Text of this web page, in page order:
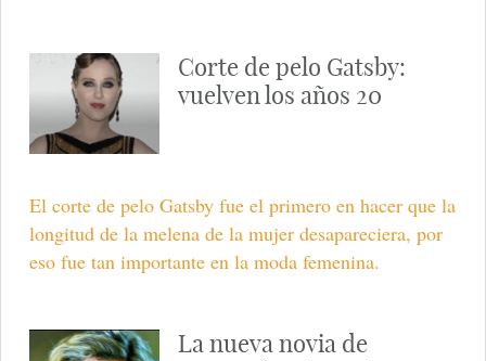
Corte de pelo Gatsby:
vuelven los años 20
El corte de pelo Gatsby fue el primero en hacer que la
longitud de la melena de la mujer desapareciera, por
eso fue tan importante en la moda femenina.
La nueva novia de